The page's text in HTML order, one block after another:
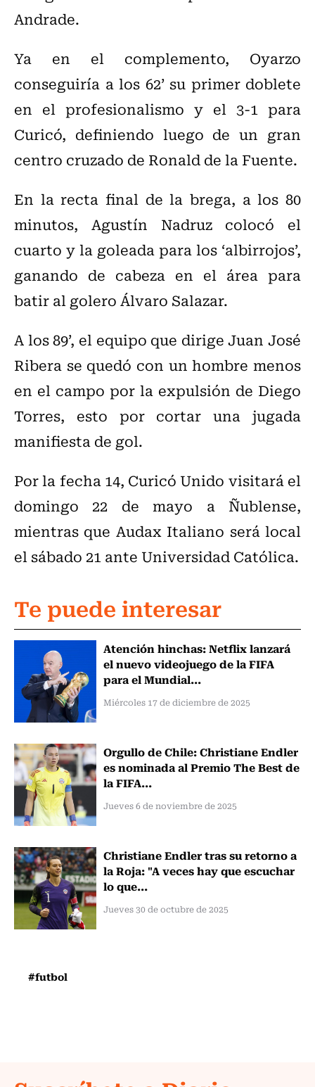
Andrade.
Ya en el complemento, Oyarzo
conseguiría a los 62’ su primer doblete
en el profesionalismo y el 3-1 para
Curicó, definiendo luego de un gran
centro cruzado de Ronald de la Fuente.
En la recta final de la brega, a los 80
minutos, Agustín Nadruz colocó el
cuarto y la goleada para los ‘albirrojos’,
ganando de cabeza en el área para
batir al golero Álvaro Salazar.
A los 89’, el equipo que dirige Juan José
Ribera se quedó con un hombre menos
en el campo por la expulsión de Diego
Torres, esto por cortar una jugada
manifiesta de gol.
Por la fecha 14, Curicó Unido visitará el
domingo 22 de mayo a Ñublense,
mientras que Audax Italiano será local
el sábado 21 ante Universidad Católica.
Te puede interesar
Atención hinchas: Netflix lanzará
el nuevo videojuego de la FIFA
para el Mundial...
Miércoles 17 de diciembre de 2025
Orgullo de Chile: Christiane Endler
es nominada al Premio The Best de
la FIFA...
Jueves 6 de noviembre de 2025
Christiane Endler tras su retorno a
la Roja: "A veces hay que escuchar
lo que...
Jueves 30 de octubre de 2025
#futbol